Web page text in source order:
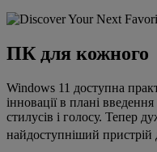
ПК для кожного
Windows 11 доступна
інновації в плані
стилусів і голосу. Тепер
найдоступніший пристрій